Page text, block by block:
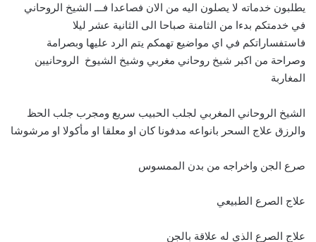
يطلبون خدماته لا يصلون اليه من الان فصاعدا فـــ الشيخ الروحاني
في خدمتكم بدءا من الثامنة صباحا الى الثانية عشر ليلا
فاستفساراتكم في اي مواضيع تهمكم يتم الرد عليها وبصرامة
وصراحة من اكبر شيخ روحاني مغربي وشيخ الشيوخ الروحانيين
المغاربة
الشيخ الروحاني المغربي لجلب الحبيب سريع ومجرب جلب الحظ
والرزق علاج السحر بانواعه مدفونا كان او معلقا او مأكولا او مرشوشا
صرع الجن واخراجه من بدن الممسوس
علاج الصرع الطبيعي
علاج الصرع الذي له علاقة بالجن